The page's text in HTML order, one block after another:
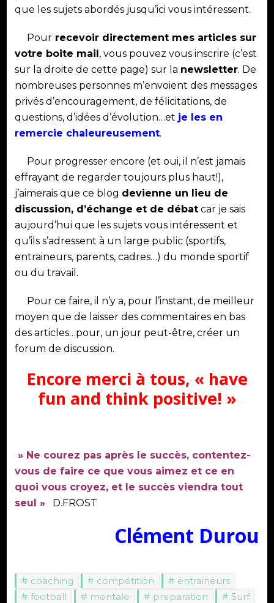
que les sujets abordés jusqu’ici vous intéressent.
Pourrecevoir directement mes articles sur
votre boite mail, vous pouvez vous inscrire (c’est
sur la droite de cette page) sur la newsletter. De
nombreuses personnes m’envoient des messages
privés d’encouragement, de félicitations, de
questions, d’idées d’évolution…et je les en
remercie chaleureusement.
Pour progresser encore (et oui, il n’est jamais
effrayant de regarder toujours plus haut!),
j’aimerais que ce blog devienne un lieu de
discussion, d’échange et de débatcar je sais
aujourd’hui que les sujets vous intéressent et
qu’ils s’adressent à un large public (sportifs,
entraineurs, parents, cadres…) du monde sportif
ou du travail.
Pour ce faire, il n’y a, pour l’instant, de meilleur
moyen que de laisser des commentaires en bas
des articles…pour, un jour peut-être, créer un
forum de discussion.
Encore merci à tous, « have
fun and think positive! »
» Ne courez pas après le succès, contentez-
vous de faire ce que vous aimez et ce en
quoi vous croyez, et le succès viendra tout
seul »D.FROST
Clément Durou
coaching compétition
entraineurs
football
mentale preparation
Surf